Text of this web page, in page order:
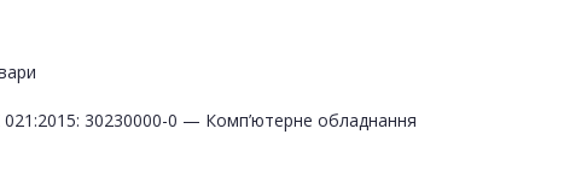
30230000-0 — Комп’ютерне обладнання